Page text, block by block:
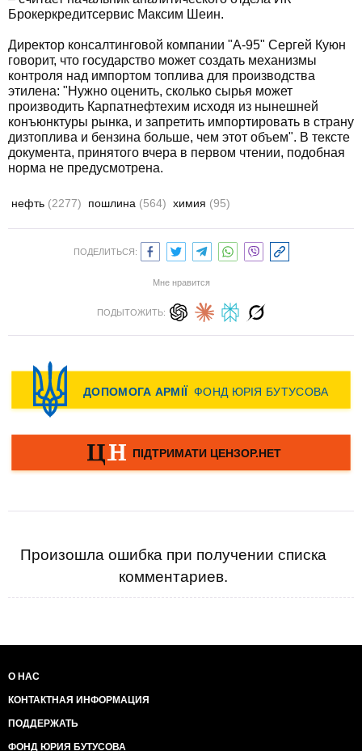
Брокеркредитсервис Максим Шеин.
Директор консалтинговой компании "А-95" Сергей Куюн
говорит, что государство может создать механизмы
контроля над импортом топлива для производства
этилена: "Нужно оценить, сколько сырья может
производить Карпатнефтехим исходя из нынешней
конъюнктуры рынка, и запретить импортировать в страну
дизтоплива и бензина больше, чем этот объем". В тексте
документа, принятого вчера в первом чтении, подобная
норма не предусмотрена.
нефть (2277) пошлина (564) химия (95)
ПОДЕЛИТЬСЯ:
Мне нравится
ПОДЫТОЖИТЬ:
Произошла ошибка при получении списка
комментариев.
О НАС
КОНТАКТНАЯ ИНФОРМАЦИЯ
ПОДДЕРЖАТЬ
ФОНД ЮРИЯ БУТУСОВА